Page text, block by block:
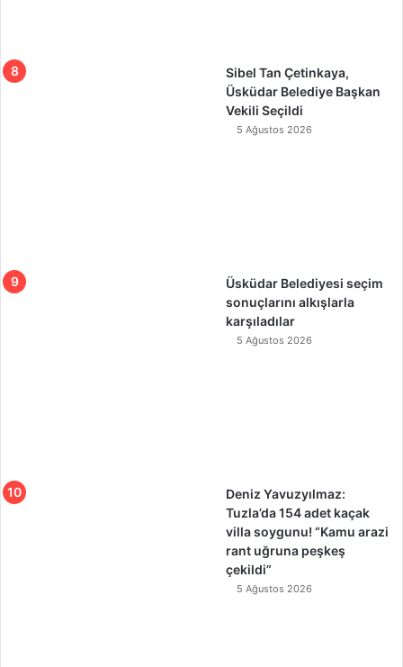
Sibel Tan Çetinkaya,
Üsküdar Belediye Başkan
Vekili Seçildi
5 Ağustos 2026
Üsküdar Belediyesi seçim
sonuçlarını alkışlarla
karşıladılar
5 Ağustos 2026
Deniz Yavuzyılmaz:
Tuzla’da 154 adet kaçak
villa soygunu! “Kamu arazi
rant uğruna peşkeş
çekildi”
5 Ağustos 2026